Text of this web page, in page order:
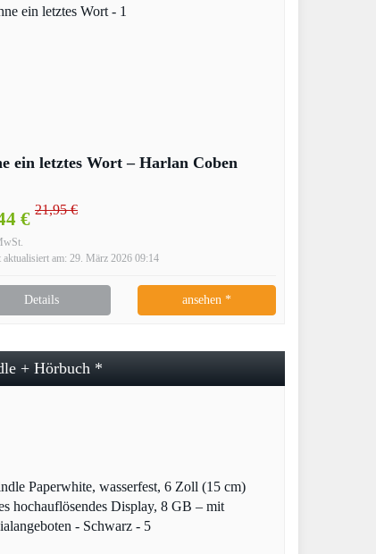
ein letztes Wort – Harlan Coben
€ 21,95 €
aktualisiert am: 29. März 2026 09:14
Details ansehen *
+ Hörbuch *